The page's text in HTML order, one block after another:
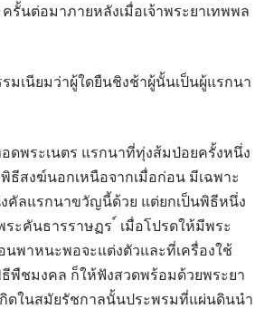
รั้นต่อมาภายหลังเมื่อเจ้าพระยาเทพพล
มเนียมว่าผู้ใดยืนชิงช้าผู้นั้นเป็นผู้แรกนา
ดพระเนตร แรกนาที่ทุ่งส้มป่อยครั้งหนึ่ง
ธีสงฆ์นอกเหนือจากเมื่อก่อน มีเฉพาะ
คัลแรกนาขวัญนี้ด้วย แต่ยกเป็นพิธีหนึ่ง
ะคันธารราษฏร ์ เมื่อโปรดให้มีพระ
พาหนะพอจะแต่งตัวและที่เครื่องใช้
พืชมงคล ก็ให้ฟังสวดพร้อมด้วยพระยา
กิดในสมัยรัชกาลนั้นประพรมที่แผ่นดินนำ